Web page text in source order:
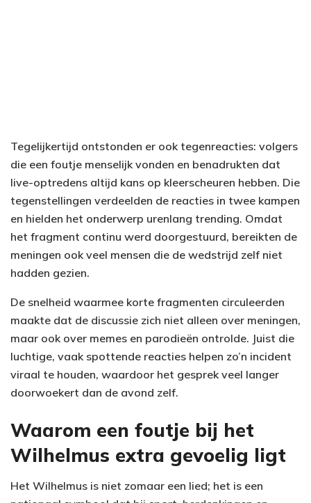
Tegelijkertijd ontstonden er ook tegenreacties: volgers
die een foutje menselijk vonden en benadrukten dat
live-optredens altijd kans op kleerscheuren hebben. Die
tegenstellingen verdeelden de reacties in twee kampen
en hielden het onderwerp urenlang trending. Omdat
het fragment continu werd doorgestuurd, bereikten de
meningen ook veel mensen die de wedstrijd zelf niet
hadden gezien.
De snelheid waarmee korte fragmenten circuleerden
maakte dat de discussie zich niet alleen over meningen,
maar ook over memes en parodieën ontrolde. Juist die
luchtige, vaak spottende reacties helpen zo’n incident
viraal te houden, waardoor het gesprek veel langer
doorwoekert dan de avond zelf.
Waarom een foutje bij het
Wilhelmus extra gevoelig ligt
Het Wilhelmus is niet zomaar een lied; het is een